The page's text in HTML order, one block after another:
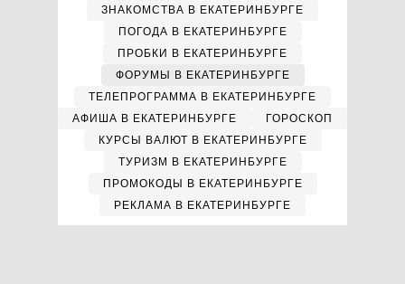
ЗНАКОМСТВА В ЕКАТЕРИНБУРГЕ
ПОГОДА В ЕКАТЕРИНБУРГЕ
ПРОБКИ В ЕКАТЕРИНБУРГЕ
ФОРУМЫ В ЕКАТЕРИНБУРГЕ
ТЕЛЕПРОГРАММА В ЕКАТЕРИНБУРГЕ
АФИША В ЕКАТЕРИНБУРГЕ
ГОРОСКОП
КУРСЫ ВАЛЮТ В ЕКАТЕРИНБУРГЕ
ТУРИЗМ В ЕКАТЕРИНБУРГЕ
ПРОМОКОДЫ В ЕКАТЕРИНБУРГЕ
РЕКЛАМА В ЕКАТЕРИНБУРГЕ